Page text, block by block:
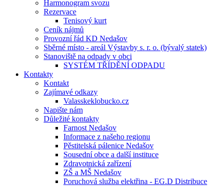
Harmonogram svozu
Rezervace
Tenisový kurt
Ceník nájmů
Provozní řád KD Nedašov
Sběrné místo - areál Výstavby s. r. o. (bývalý statek)
Stanoviště na odpady v obci
SYSTÉM TŘÍDĚNÍ ODPADU
Kontakty
Kontakt
Zajímavé odkazy
Valasskeklobucko.cz
Napište nám
Důležité kontakty
Farnost Nedašov
Informace z našeho regionu
Pěstitelská pálenice Nedašov
Sousední obce a další instituce
Zdravotnická zařízení
ZŠ a MŠ Nedašov
Poruchová služba elektřina - EG.D Distribuce